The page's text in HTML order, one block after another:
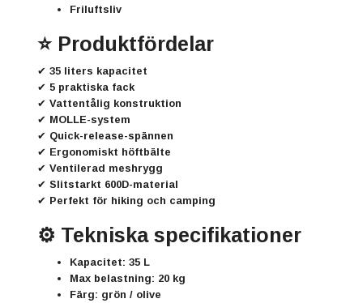
Friluftsliv
⭐ Produktfördelar
✔ 35 liters kapacitet
✔ 5 praktiska fack
✔ Vattentålig konstruktion
✔ MOLLE-system
✔ Quick-release-spännen
✔ Ergonomiskt höftbälte
✔ Ventilerad meshrygg
✔ Slitstarkt 600D-material
✔ Perfekt för hiking och camping
⚙️ Tekniska specifikationer
Kapacitet: 35 L
Max belastning: 20 kg
Färg: grön / olive